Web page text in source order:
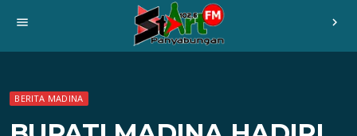
menu chevron_right
BERITA MADINA